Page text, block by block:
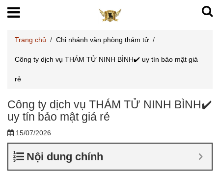
Trang chủ / Chi nhánh văn phòng thám tử /
Công ty dịch vụ THÁM TỬ NINH BÌNH✔️ uy tín bảo mật giá
rẻ
Công ty dịch vụ THÁM TỬ NINH BÌNH✔️
uy tín bảo mật giá rẻ
15/07/2026
Nội dung chính